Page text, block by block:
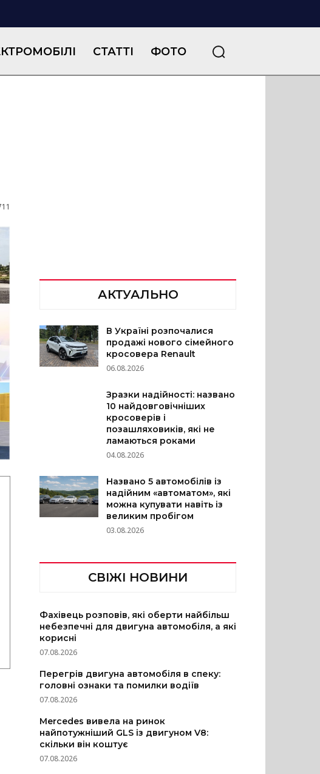
СТАТТІ ФОТО
АКТУАЛЬНО
В Україні розпочалися
продажі нового сімейного
кросовера Renault
06.08.2026
Зразки надійності: названо
10 найдовговічніших
кросоверів і
позашляховиків, які не
ламаються роками
04.08.2026
Названо 5 автомобілів із
надійним «автоматом», які
можна купувати навіть із
великим пробігом
03.08.2026
СВІЖІ НОВИНИ
Фахівець розповів, які оберти найбільш
небезпечні для двигуна автомобіля, а які
корисні
07.08.2026
Перегрів двигуна автомобіля в спеку:
головні ознаки та помилки водіїв
07.08.2026
Mercedes вивела на ринок
найпотужніший GLS із двигуном V8:
скільки він коштує
07.08.2026